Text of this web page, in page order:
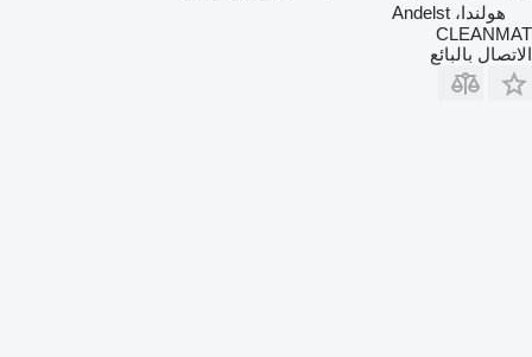
هولندا، Andelst
CLEANMAT
الاتصال بالبائع